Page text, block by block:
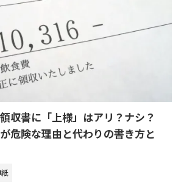
収書に「上様」はアリ？ナシ？
危険な理由と代わりの書き方と